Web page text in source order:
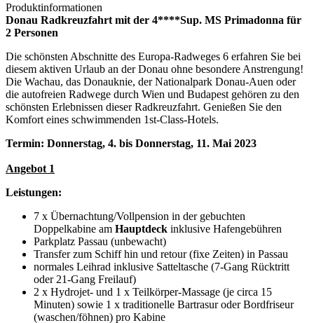
Produktinformationen
Donau Radkreuzfahrt mit der 4****Sup. MS Primadonna für
2 Personen
Die schönsten Abschnitte des Europa-Radweges 6 erfahren Sie bei
diesem aktiven Urlaub an der Donau ohne besondere Anstrengung!
Die Wachau, das Donauknie, der Nationalpark Donau-Auen oder
die autofreien Radwege durch Wien und Budapest gehören zu den
schönsten Erlebnissen dieser Radkreuzfahrt. Genießen Sie den
Komfort eines schwimmenden 1st-Class-Hotels.
Termin: Donnerstag, 4. bis Donnerstag, 11. Mai 2023
Angebot 1
Leistungen:
7 x Übernachtung/Vollpension in der gebuchten
Doppelkabine am Hauptdeck inklusive Hafengebühren
Parkplatz Passau (unbewacht)
Transfer zum Schiff hin und retour (fixe Zeiten) in Passau
normales Leihrad inklusive Satteltasche (7-Gang Rücktritt
oder 21-Gang Freilauf)
2 x Hydrojet- und 1 x Teilkörper-Massage (je circa 15
Minuten) sowie 1 x traditionelle Bartrasur oder Bordfriseur
(waschen/föhnen) pro Kabine